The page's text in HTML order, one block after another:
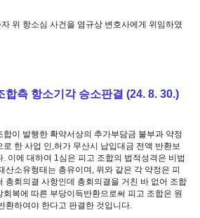
위 항소심 사건을 염규상 변호사에게 위임하였
합측 항소기각 승소판결 (24. 8. 30.)
합이 발행한 확약서상의 추가부담금 불부과 약정
한 사업 인,허가 무산시 납입대금 전액 반환보
이에 대하여 1심은 피고 조합의 법적성격은 비법
산소유형태는 총유이며, 위와 같은 각 약정은 피
총회의결 사항인데 총회의결을 거친 바 없어 조합
복에 따른 부당이득반환으로써 피고 조합은 원
환하여야 한다고 판결한 것입니다.